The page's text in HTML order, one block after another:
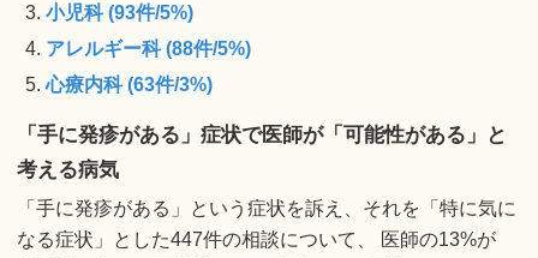
小児科 (93件/5%)
アレルギー科 (88件/5%)
心療内科 (63件/3%)
「手に発疹がある」症状で医師が「可能性がある」と
考える病気
「手に発疹がある」という症状を訴え、それを「特に気に
なる症状」とした447件の相談について、 医師の13%が